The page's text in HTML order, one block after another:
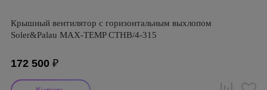
Крышный вентилятор с горизонтальным выхлопом
Soler&Palau MAX-TEMP CTHB/4-315
172 500 ₽